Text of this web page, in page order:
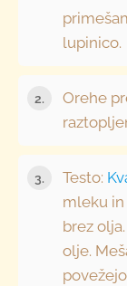
lupinico.
Orehe
Testo:
mleku
brez
olje.